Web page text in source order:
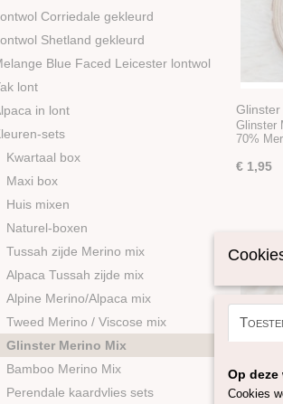
Corriedale gekleurd
Shetland gekleurd
Blue Faced Leicester lontwol
lont
in lont
sets
Kwartaal box
Maxi box
Huis mixen
Naturel-boxen
Tussah zijde Merino mix
Alpaca Tussah zijde mix
Alpine Merino/Alpaca mix
Tweed Merino / Viscose mix
Glinster Merino Mix
Bamboo Merino Mix
Perendale kaardvlies sets
Glinster
70%
€ 1,95
Op
Cookies